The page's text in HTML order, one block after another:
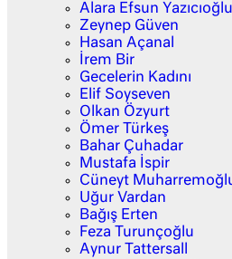
Alara Efsun Yazıcıoğlu
Zeynep Güven
Hasan Açanal
İrem Bir
Gecelerin Kadını
Elif Soyseven
Olkan Özyurt
Ömer Türkeş
Bahar Çuhadar
Mustafa İspir
Cüneyt
Uğur Vardan
Bağış Erten
Feza Turunçoğlu
Aynur Tattersall